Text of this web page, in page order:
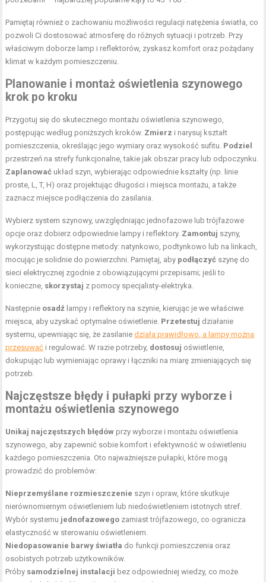
Pamiętaj również o zachowaniu możliwości regulacji natężenia światła, co
pozwoli Ci dostosować atmosferę do różnych sytuacji i potrzeb. Przy
właściwym doborze lamp i reflektorów, zyskasz komfort oraz pożądany
klimat w każdym pomieszczeniu.
Planowanie i montaż oświetlenia szynowego
krok po kroku
Przygotuj się do skutecznego montażu oświetlenia szynowego,
postępując według poniższych kroków. Zmierz i narysuj kształt
pomieszczenia, określając jego wymiary oraz wysokość sufitu. Podziel
przestrzeń na strefy funkcjonalne, takie jak obszar pracy lub odpoczynku.
Zaplanować układ szyn, wybierając odpowiednie kształty (np. linie
proste, L, T, H) oraz projektując długości i miejsca montażu, a także
zaznacz miejsce podłączenia do zasilania.
Wybierz system szynowy, uwzględniając jednofazowe lub trójfazowe
opcje oraz dobierz odpowiednie lampy i reflektory. Zamontuj szyny,
wykorzystując dostępne metody: natynkowo, podtynkowo lub na linkach,
mocując je solidnie do powierzchni. Pamiętaj, aby podłączyć szynę do
sieci elektrycznej zgodnie z obowiązującymi przepisami; jeśli to
konieczne, skorzystaj z pomocy specjalisty-elektryka.
Następnie osadź lampy i reflektory na szynie, kierując je we właściwe
miejsca, aby uzyskać optymalne oświetlenie. Przetestuj działanie
systemu, upewniając się, że zasilaniedziała prawidłowo, a lampy można
przesuwać i regulować. W razie potrzeby, dostosuj oświetlenie,
dokupując lub wymieniając oprawy i łączniki na miarę zmieniających się
potrzeb.
Najczęstsze błędy i pułapki przy wyborze i
montażu oświetlenia szynowego
Unikaj najczęstszych błędów przy wyborze i montażu oświetlenia
szynowego, aby zapewnić sobie komfort i efektywność w oświetleniu
każdego pomieszczenia. Oto najważniejsze pułapki, które mogą
prowadzić do problemów:
Nieprzemyślane rozmieszczenie szyn i opraw, które skutkuje
nierównomiernym oświetleniem lub niedoświetleniem istotnych stref
Wybór systemu jednofazowego zamiast trójfazowego, co ogranicza
elastyczność w sterowaniu oświetleniem.
Niedopasowanie barwy światła do funkcji pomieszczenia oraz
osobistych potrzeb użytkowników.
Próby samodzielnej instalacji bez odpowiedniej wiedzy, co może